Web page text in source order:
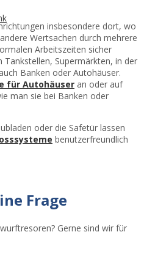
insbesondere dort, wo
Wertsachen durch mehrere
Arbeitszeiten sicher
Tankstellen, Supermärkten, in der
Banken oder Autohäuser.
für Autohäuser an oder auf
man sie bei Banken oder
oder die Safetür lassen
benutzerfreundlich
Frage
Gerne sind wir für